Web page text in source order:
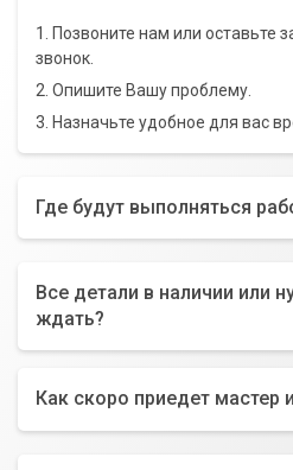
1. Позвоните нам или оставьте
звонок.
2. Опишите Вашу проблему.
3. Назначьте удобное для вас
Где будут выполняться
Все детали в наличии или
ждать?
Как скоро приедет мастер